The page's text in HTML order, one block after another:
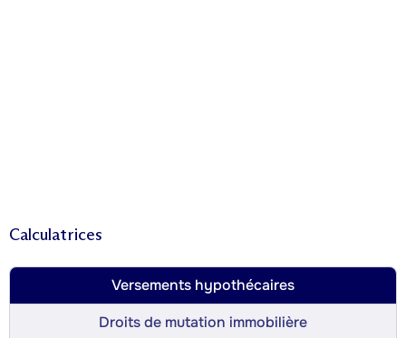
Calculatrices
Versements hypothécaires
Droits de mutation immobilière